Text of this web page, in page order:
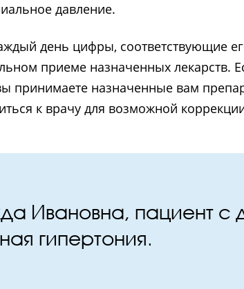
давление.
день цифры, соответствующие
приеме назначенных лекарств.
принимаете назначенные вам
к врачу для возможной
Ивановна, пациент с
гипертония.